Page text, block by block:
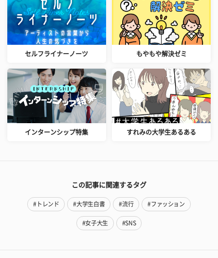
セルフライナーノーツ もやもや解決ゼミ
インターンシップ特集 すれみの大学生あるある
この記事に関連するタグ
#トレンド #大学生白書 #流行 #ファッション
#女子大生 #SNS